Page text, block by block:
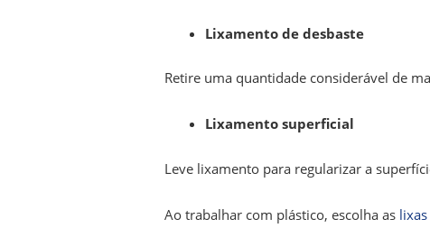
Lixamento de desbaste
Retire uma quantidade considerável de
Lixamento superficial
Leve lixamento para regularizar a
Ao trabalhar com plástico, escolha as lixas